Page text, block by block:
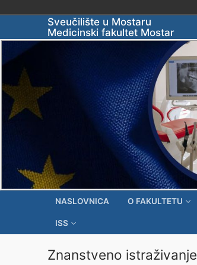
to
content
Sveučilište u Mostaru
Medicinski fakultet Mostar
NASLOVNICA O FAKULTETU
ISS
Znanstveno istraživanje